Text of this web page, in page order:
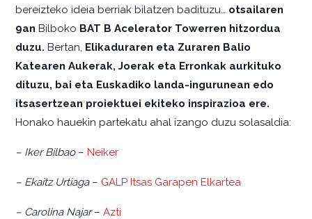
bereizteko ideia berriak bilatzen badituzu… otsailaren
9an Bilboko BAT B Acelerator Towerren hitzordua
duzu. Bertan, Elikaduraren eta Zuraren Balio
Katearen Aukerak, Joerak eta Erronkak aurkituko
dituzu, bai eta Euskadiko landa-ingurunean edo
itsasertzean proiektuei ekiteko inspirazioa ere.
Honako hauekin partekatu ahal izango duzu solasaldia:
– Iker Bilbao– Neiker
– Ekaitz Urtiaga– GALP Itsas Garapen Elkartea
– Carolina Najar– Azti